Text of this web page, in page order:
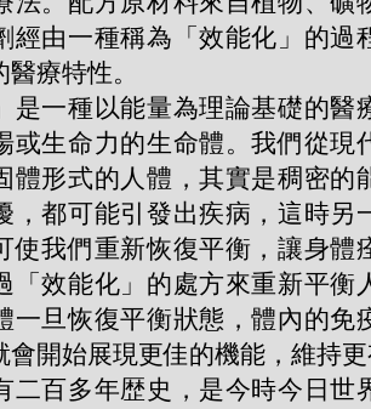
經由一種稱為「效能化」的過
療特性。
是一種以能量為理論基礎的醫
或生命力的生命體。我們從現
體形式的人體，其實是稠密的
，都可能引發出疾病，這時另
使我們重新恢復平衡，讓身體
「效能化」的處方來重新平衡
一旦恢復平衡狀態，體內的免
會開始展現更佳的機能，維持
二百多年歴史，是今時今日世